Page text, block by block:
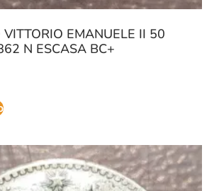
EMANUELE II 50
N ESCASA BC+